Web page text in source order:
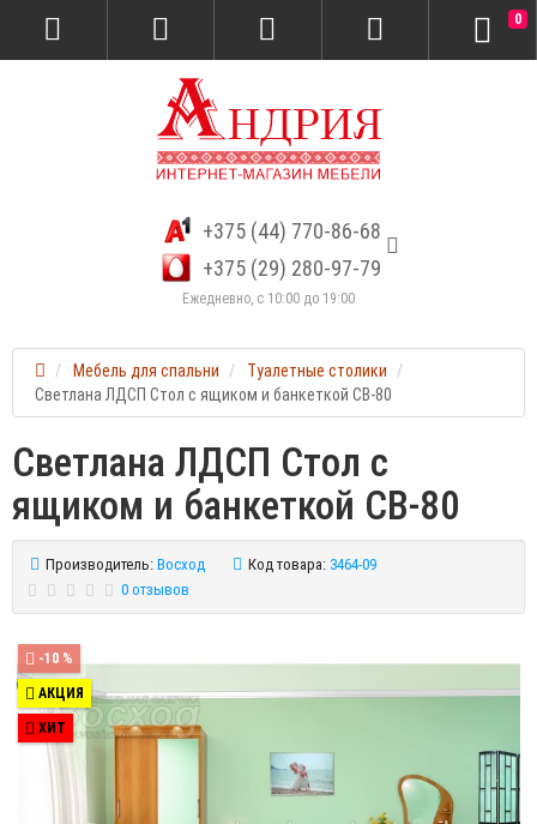
+375 (44) 770-86-68
+375 (29) 280-97-79
Ежедневно, с 10:00 до 19:00
0
Мебель для спальни
Туалетные столики
Светлана ЛДСП Стол с ящиком и банкеткой СВ-80
Светлана ЛДСП Стол с
ящиком и банкеткой СВ-80
Производитель: Восход Код товара: 3464-09
0 отзывов
-10 %
АКЦИЯ
ХИТ